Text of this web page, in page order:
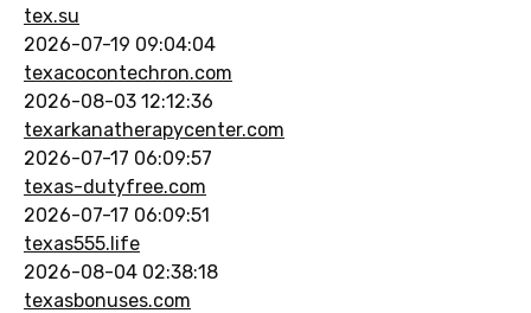
tex.su
2026-07-19 09:04:04
texacocontechron.com
2026-08-03 12:12:36
texarkanatherapycenter.com
2026-07-17 06:09:57
texas-dutyfree.com
2026-07-17 06:09:51
texas555.life
2026-08-04 02:38:18
texasbonuses.com